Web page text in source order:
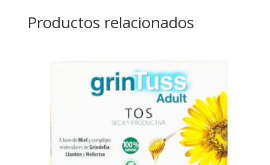
Productos relacionados